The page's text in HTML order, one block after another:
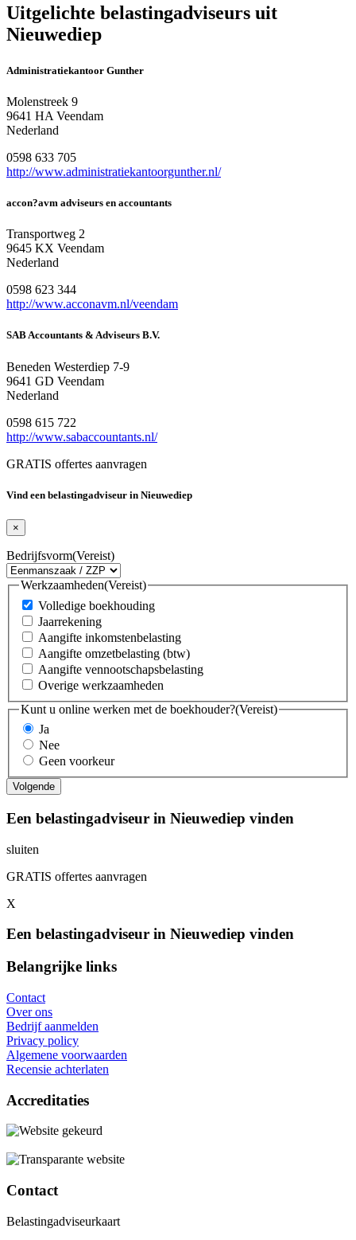
Uitgelichte belastingadviseurs uit
Nieuwediep
Administratiekantoor Gunther
Molenstreek 9
9641 HA Veendam
Nederland
0598 633 705
http://www.administratiekantoorgunther.nl/
accon?avm adviseurs en accountants
Transportweg 2
9645 KX Veendam
Nederland
0598 623 344
http://www.acconavm.nl/veendam
SAB Accountants & Adviseurs B.V.
Beneden Westerdiep 7-9
9641 GD Veendam
Nederland
0598 615 722
http://www.sabaccountants.nl/
GRATIS offertes aanvragen
Vind een belastingadviseur in Nieuwediep
×
Bedrijfsvorm(Vereist)
Werkzaamheden(Vereist)
Volledige boekhouding
Jaarrekening
Aangifte inkomstenbelasting
Aangifte omzetbelasting (btw)
Aangifte vennootschapsbelasting
Overige werkzaamheden
Kunt u online werken met de boekhouder?(Vereist)
Ja
Nee
Geen voorkeur
Een belastingadviseur in Nieuwediep vinden
sluiten
GRATIS offertes aanvragen
X
Een belastingadviseur in Nieuwediep vinden
Belangrijke links
Contact
Over ons
Bedrijf aanmelden
Privacy policy
Algemene voorwaarden
Recensie achterlaten
Accreditaties
Contact
Belastingadviseurkaart